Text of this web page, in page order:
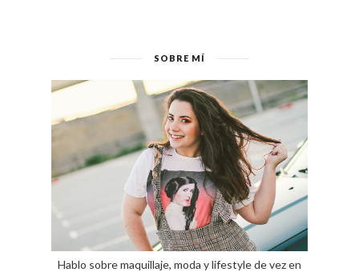
SOBRE MÍ
Hablo sobre maquillaje, moda y lifestyle de vez en